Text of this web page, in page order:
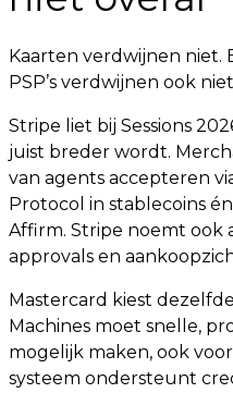
Kaarten verdwijnen niet.
PSP’s verdwijnen ook
Stripe liet bij Sessions
juist breder wordt.
van agents accepteren
Protocol in stablecoins
Affirm. Stripe noemt ook
approvals en
Mastercard kiest
Machines moet snelle,
mogelijk maken, ook
systeem ondersteunt